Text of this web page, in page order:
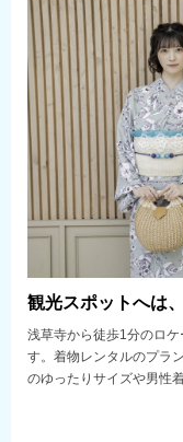
観光スポットへは
浅草寺から徒歩1分のロ
す。着物レンタルのプラ
のゆったりサイズや男性